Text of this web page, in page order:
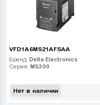
VFD1A6MS21AFSAA
Бренд: Delta Electronics
Серия: MS300
Нет в наличии